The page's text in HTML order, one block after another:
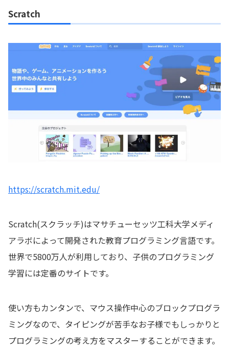
Scratch
https://scratch.mit.edu/
Scratch(スクラッチ)はマサチューセッツ工科大学メディ
アラボによって開発された教育プログラミング言語です。
世界で5800万人が利用しており、子供のプログラミング
学習には定番のサイトです。
使い方もカンタンで、マウス操作中心のブロックプログラ
ミングなので、タイピングが苦手なお子様でもしっかりと
プログラミングの考え方をマスターすることができます。